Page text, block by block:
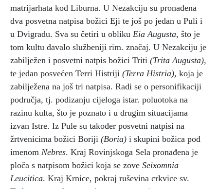
matrijarhata kod Liburna. U Nezakciju su pronađena
dva posvetna natpisa božici Eji te još po jedan u Puli i
u Dvigradu. Sva su četiri u obliku Eia Augusta, što je
tom kultu davalo službeniji rim. značaj. U Nezakciju je
zabilježen i posvetni natpis božici Triti (Trita Augusta),
te jedan posvećen Terri Histriji (Terra Histria), koja je
zabilježena na još tri natpisa. Radi se o personifikaciji
područja, tj. podizanju cijeloga istar. poluotoka na
razinu kulta, što je poznato i u drugim situacijama
izvan Istre. Iz Pule su također posvetni natpisi na
žrtvenicima božici Boriji (Boria) i skupini božica pod
imenom Nebres. Kraj Rovinjskoga Sela pronađena je
ploča s natpisom božici koja se zove Seixomnia
Leucitica. Kraj Krnice, pokraj ruševina crkvice sv.